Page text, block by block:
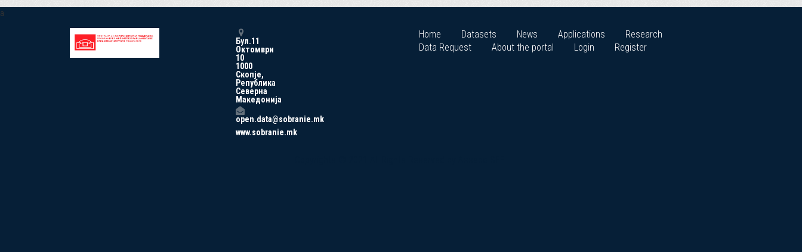
a
Бул.11
Октомври
10
1000
Скопје,
Република
Северна
Македонија
open.data@sobranie.mk
www.sobranie.mk
Home Datasets News Applications
Research
Data Request
About the portal Login Register